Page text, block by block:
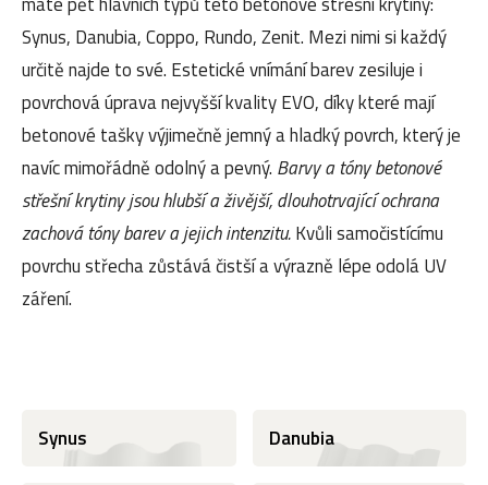
Synus, Danubia, Coppo, Rundo, Zenit. Mezi nimi si každý
určitě najde to své. Estetické vnímání barev zesiluje i
povrchová úprava nejvyšší kvality EVO, díky které mají
betonové tašky výjimečně jemný a hladký povrch, který je
navíc mimořádně odolný a pevný. Barvy a tóny betonové
střešní krytiny jsou hlubší a živější, dlouhotrvající ochrana
zachová tóny barev a jejich intenzitu.Kvůli samočistícímu
povrchu střecha zůstává čistší a výrazně lépe odolá UV
záření.
Synus Danubia